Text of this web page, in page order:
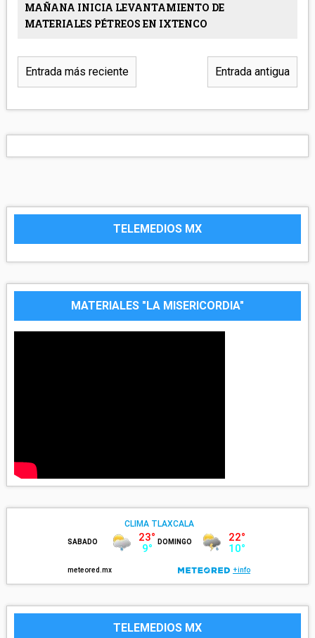
MAÑANA INICIA LEVANTAMIENTO DE
MATERIALES PÉTREOS EN IXTENCO
Entrada más reciente Entrada antigua
TELEMEDIOS MX
MATERIALES "LA MISERICORDIA"
TELEMEDIOS MX